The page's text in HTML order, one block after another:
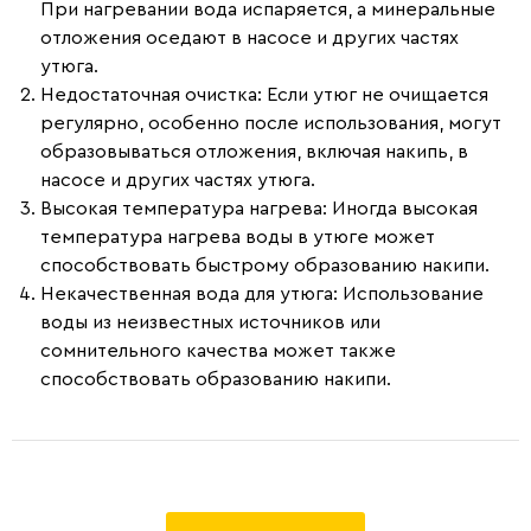
При нагревании вода испаряется, а минеральные
отложения оседают в насосе и других частях
утюга.
Недостаточная очистка: Если утюг не очищается
регулярно, особенно после использования, могут
образовываться отложения, включая накипь, в
насосе и других частях утюга.
Высокая температура нагрева: Иногда высокая
температура нагрева воды в утюге может
способствовать быстрому образованию накипи.
Некачественная вода для утюга: Использование
воды из неизвестных источников или
сомнительного качества может также
способствовать образованию накипи.